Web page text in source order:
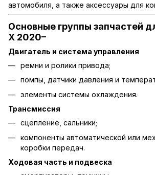
автомобиля, а также аксессуары для
Основные группы запчастей
X 2020–
Двигатель и система управления
ремни и ролики привода;
помпы, датчики давления и
элементы системы охлаждения.
Трансмиссия
сцепление, сальники;
компоненты автоматической или
коробки передач.
Ходовая часть и подвеска